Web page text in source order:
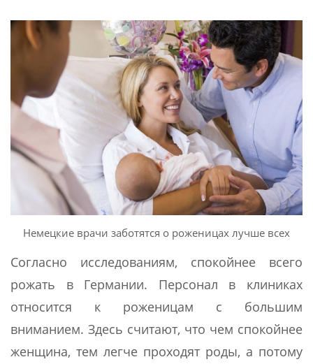
Немецкие врачи заботятся о роженицах лучше всех
Согласно исследованиям, спокойнее всего
рожать в Германии. Персонал в клиниках
относится к роженицам с большим
вниманием. Здесь считают, что чем спокойнее
женщина, тем легче проходят роды, а потому